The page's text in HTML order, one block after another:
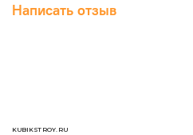
Написать отзыв
KUBIKSTROY.RU